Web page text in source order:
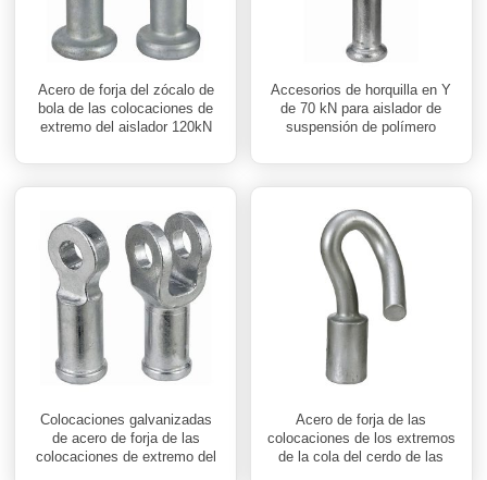
Acero de forja del zócalo de
bola de las colocaciones de
extremo del aislador 120kN
Accesorios de horquilla en Y
de 70 kN para aislador de
suspensión de polímero
Colocaciones galvanizadas
de acero de forja de las
colocaciones de extremo del
Acero de forja de las
colocaciones de los extremos
de la cola del cerdo de las